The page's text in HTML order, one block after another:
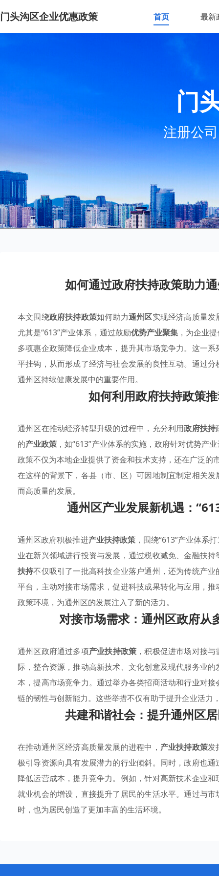
门头沟区企业优惠政策 首页 最新
门
注册公
如何通过政府扶持政策助力
本文围绕政府扶持政策如何助力通州区实现经济高质量
尤其是“613”产业体系，通过鼓励优势产业聚集 ，为企业
多项惠企政策降低企业成本，提升其市场竞争力。这一
平挂钩，从而形成了经济与社会发展的良性互动。通过
通州区持续健康发展中的重要作用。
如何利用政府扶持政策
通州区在推动经济转型升级的过程中，充分利用政府扶持
的产业政策 ，如“613”产业体系的实施，政府针对优势产
政策不仅为本地企业提供了资金和技术支持，还在广泛的
在这样的背景下，各县（市、区）可因地制宜制定相关
而高质量的发展。
通州区产业发展新机遇：
通州区政府积极推进产业扶持政策，围绕“613”产业体系
业在新兴领域进行投资与发展，通过税收减免、金融扶
扶持不仅吸引了一批高科技企业落户通州，还为传统产
平台，主动对接市场需求，促进科技成果转化与应用，
政策环境，为通州区的发展注入了新的活力。
对接市场需求：通州区政府从
通州区政府通过多项产业扶持政策 ，积极促进市场对接
际，整合资源，推动高新技术、文化创意及现代服务业
本，提高市场竞争力。通过举办各类招商活动和行业对
链的韧性与创新能力。这些举措不仅有助于提升企业活力
共建和谐社会：提升通州区
在推动通州区经济高质量发展的进程中， 产业扶持政策发
极引导资源向具有发展潜力的行业倾斜。同时，政府也
降低运营成本，提升竞争力。例如，针对高新技术企业
就业机会的增设，直接提升了居民的生活水平。通过与
时，也为居民创造了更加丰富的生活环境。